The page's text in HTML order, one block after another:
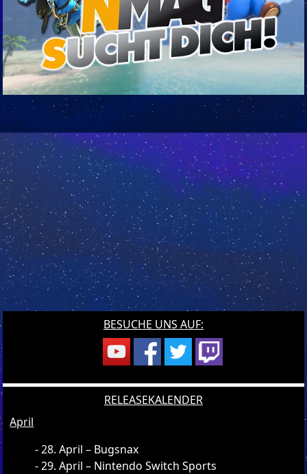
BESUCHE UNS AUF:
RELEASEKALENDER
April
28. April – Bugsnax
29. April – Nintendo Switch Sports